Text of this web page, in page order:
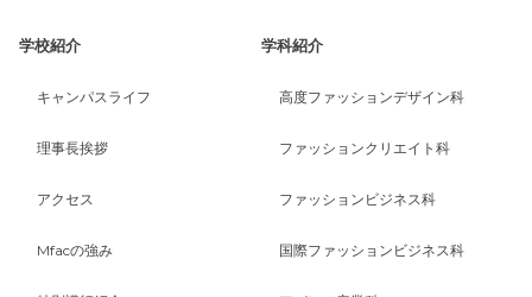
学校紹介
キャンパスライフ
理事長挨拶
アクセス
Mfacの強み
学科紹介
高度ファッションデザイン科
ファッションクリエイト科
ファッションビジネス科
国際ファッションビジネス科